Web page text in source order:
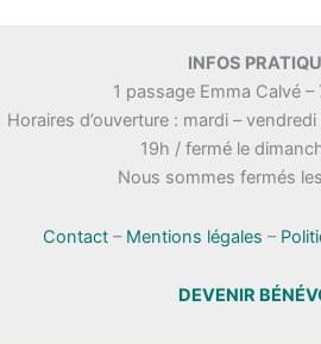
INFOS
1 passage Emma Calvé –
Horaires d’ouverture : mardi –
19h / fermé le
Nous sommes fermés
Contact– Mentions légales –
DEVENIR